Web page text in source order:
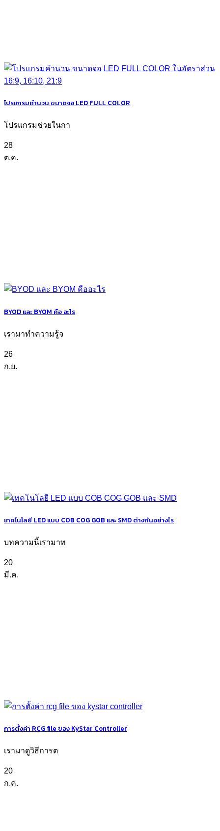
โปรแกรมคำนวน ขนาดจอ LED FULL COLOR
โปรแกรมช่วยในกา
28
ต.ค.
BYOD และ BYOM คือ อะไร
เรามาทำความรู้จ
26
ก.ย.
เทคโนโลยี LED แบบ COB COG GOB และ SMD ต่างกันอย่างไร
บทความนี้เรามาท
20
มี.ค.
การตั้งค่า RCG file ของ KyStar Controller
เรามาดูวิธีการต
20
ก.ค.